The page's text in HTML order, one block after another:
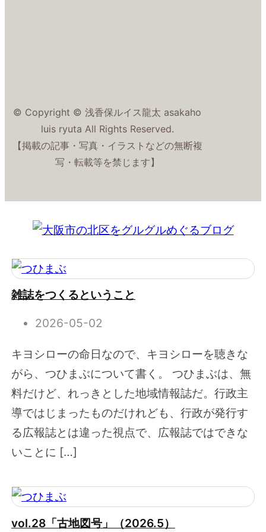
© Copyright © 浅香保ルイス龍太 asakaho
luis ryuta All Rights Reserved.
【掲載の記事・写真・イラストなどの無断複
写・転載等を禁じます】
雑誌をつくるということ
2026-05-02
キヨシローの命日なので、キヨシローを聴きな
がら、つひまぶについて書く。 つひまぶは、無
料だけど、れっきとした地域情報誌だ。行政主
導ではじまったものだけれども、行政が発行す
る広報誌とは違った視点で、広報誌ではできな
いことに […]
vol.28「古地図号」（2026.5）